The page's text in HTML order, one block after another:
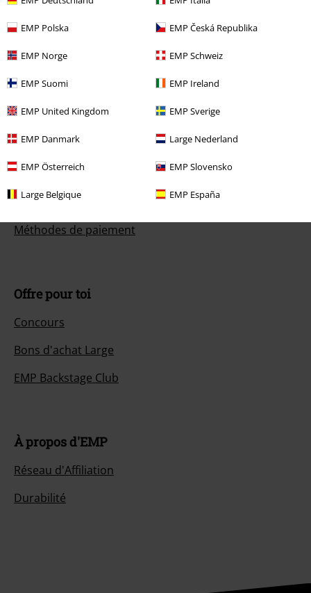
EMP Polska EMP Česká Republika
EMP Norge EMP Schweiz
EMP Suomi EMP Ireland
EMP United Kingdom EMP Sverige
EMP Danmark Large Nederland
EMP Österreich EMP Slovensko
Large Belgique EMP España
Service Client
FAQ
Politique de Retour
Retourner un produit
Informations sur la taille
Annuler mon Abonnement BSC
Méthodes de paiement
Offre pour toi
Concours
Bons d'achat Large
EMP Backstage Club
À propos d'EMP
Réseau d'Affiliation
Durabilité